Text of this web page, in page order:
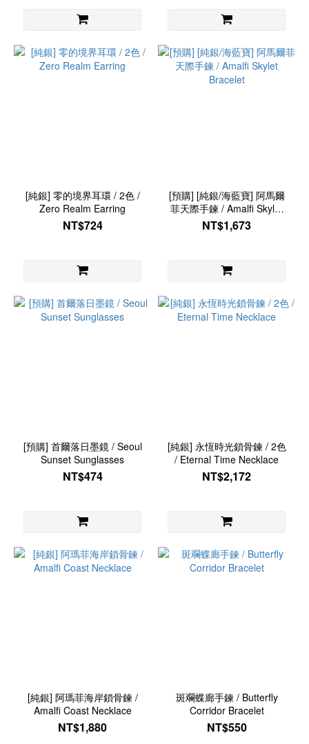
[純銀] 零的境界耳環 / 2色 /
Zero Realm Earring
NT$724
[預購] [純銀/海藍寶] 阿馬爾
菲天際手鍊 / Amalfi Skylet
Bracelet
NT$1,673
[預購] 首爾落日墨鏡 / Seoul
Sunset Sunglasses
NT$474
[純銀] 永恆時光鎖骨鍊 / 2色
/ Eternal Time Necklace
NT$2,172
[純銀] 阿瑪菲海岸鎖骨鍊 /
Amalfi Coast Necklace
NT$1,880
斑斕蝶廊手鍊 / Butterfly
Corridor Bracelet
NT$550